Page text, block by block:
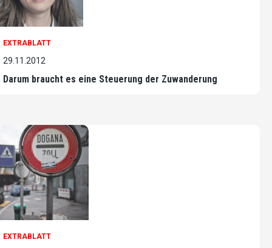
EXTRABLATT
29.11.2012
Darum braucht es eine Steuerung der Zuwanderung
EXTRABLATT